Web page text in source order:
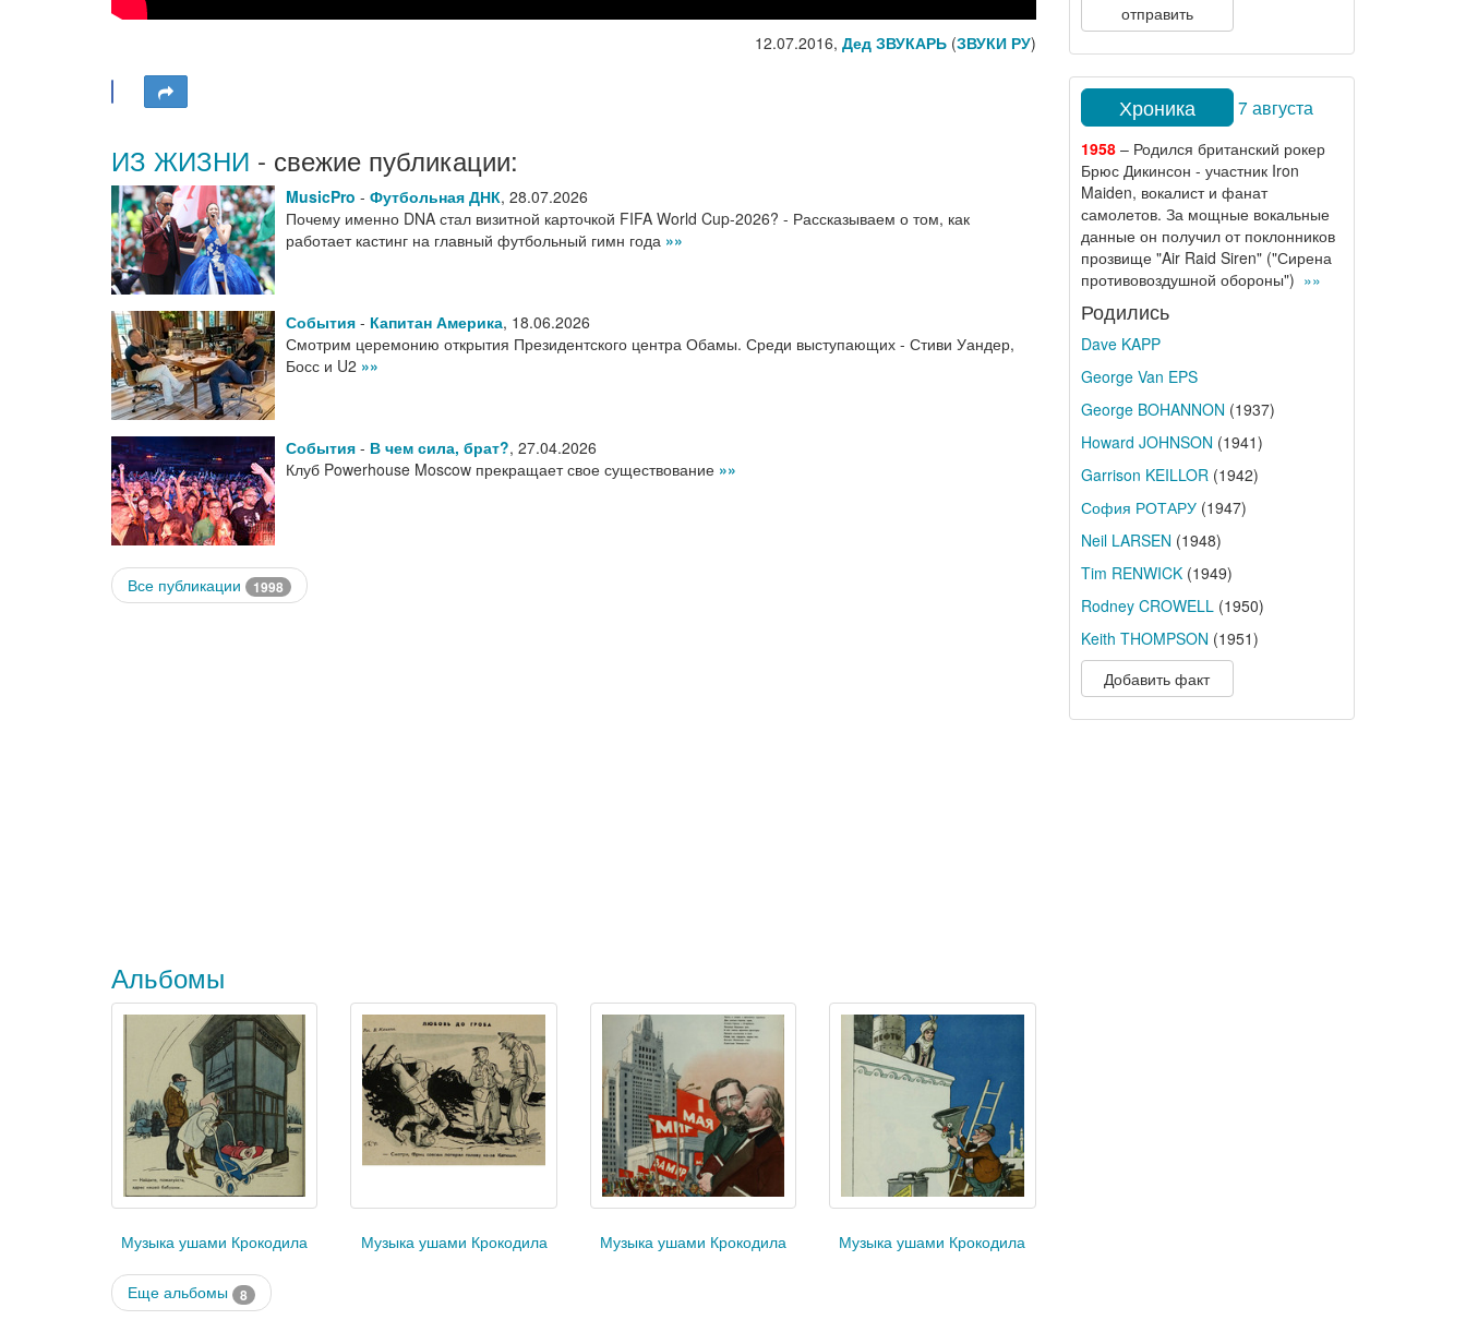
12.07.2016, Дед ЗВУКАРЬ(ЗВУКИ РУ)
ИЗ ЖИЗНИ - свежие публикации:
MusicPro - Футбольная ДНК, 28.07.2026
Почему именно DNA стал визитной карточкой FIFA World Cup-2026? - Рассказываем о том, как
работает кастинг на главный футбольный гимн года »»
События - Капитан Америка, 18.06.2026
Смотрим церемонию открытия Президентского центра Обамы. Среди выступающих - Стиви Уандер,
Босс и U2 »»
События - В чем сила, брат?, 27.04.2026
Клуб Powerhouse Moscow прекращает свое существование »»
Все публикации 1998
Альбомы
Музыка ушами Крокодила Музыка ушами Крокодила Музыка ушами Крокодила Музыка ушами Крокодила
Еще альбомы 8
отправить
Хроника 7 августа
1958– Родился британский рокер
Брюс Дикинсон - участник Iron
Maiden, вокалист и фанат
самолетов. За мощные вокальные
данные он получил от поклонников
прозвище "Air Raid Siren" ("Сирена
противовоздушной обороны") »»
Родились
Dave KAPP
George Van EPS
George BOHANNON (1937)
Howard JOHNSON (1941)
Garrison KEILLOR(1942)
София РОТАРУ(1947)
Neil LARSEN (1948)
Tim RENWICK(1949)
Rodney CROWELL(1950)
Keith THOMPSON (1951)
Добавить факт